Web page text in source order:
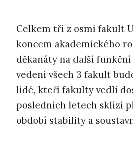
Celkem tři z osmi fakult
koncem akademického
děkanáty na další funkční
vedení všech 3 fakult
lidé, kteří fakulty vedli
posledních letech sklízí
období stability a